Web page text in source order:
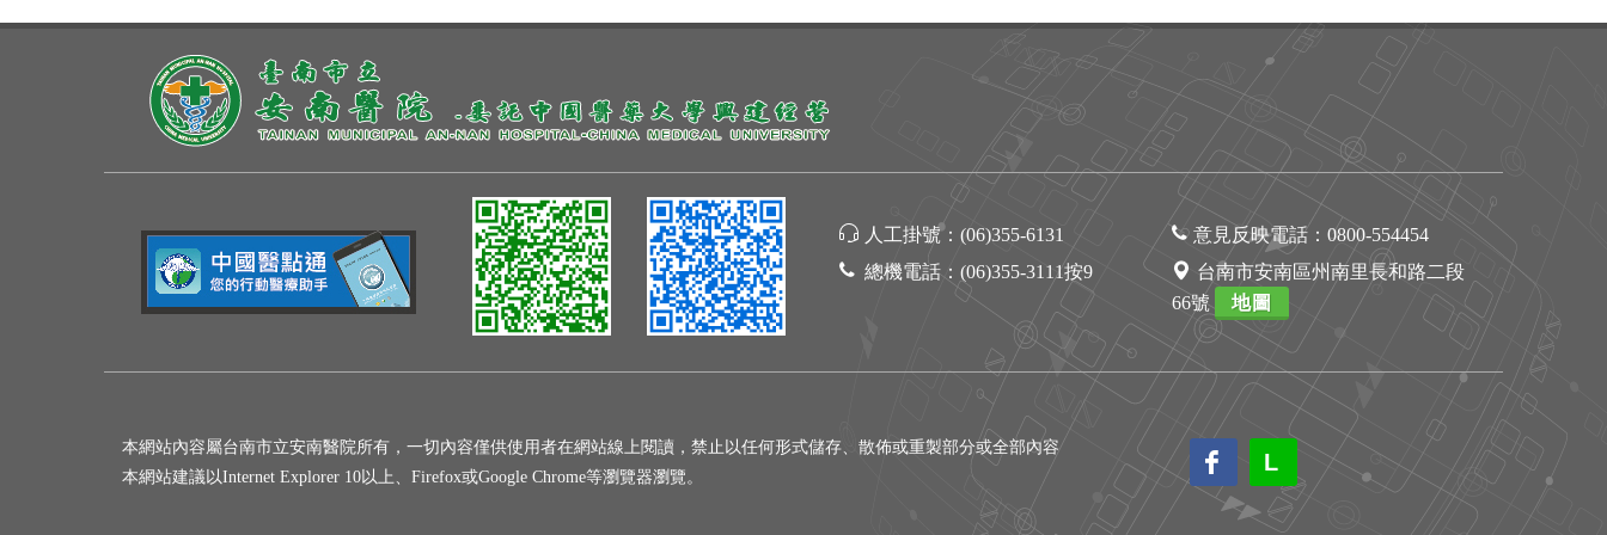
人工掛號： (06)355-6131
總機電話： (06)355-3111按9
意見反映電話： 0800-554454
台南市安南區州南里長和路二段
66號
地圖
本網站內容屬台南市立安南醫院所有，一切內容僅供使用者在網站線上閱讀，禁止以任何形式儲存、散佈或重製部分或全部內容
本網站建議以Internet Explorer 10以上、Firefox或Google Chrome等瀏覽器瀏覽。
L
L